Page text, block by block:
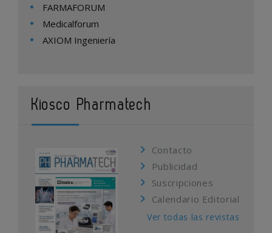
FARMAFORUM
Medicalforum
AXIOM Ingeniería
Kiosco Pharmatech
Contacto
Publicidad
Suscripciones
Calendario Editorial
Ver todas las revistas